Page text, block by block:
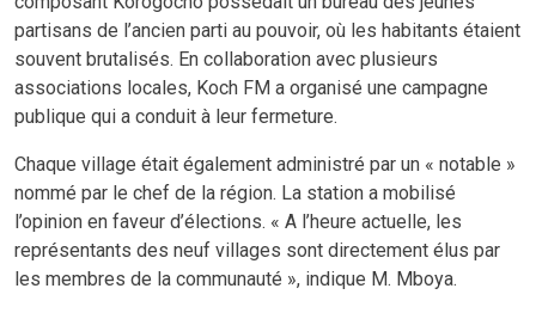
partisans de l’ancien parti au pouvoir, où les habitants étaient
souvent brutalisés. En collaboration avec plusieurs
associations locales, Koch FM a organisé une campagne
publique qui a conduit à leur fermeture.
Chaque village était également administré par un « notable »
nommé par le chef de la région. La station a mobilisé
l’opinion en faveur d’élections. « A l’heure actuelle, les
représentants des neuf villages sont directement élus par
les membres de la communauté », indique M. Mboya.